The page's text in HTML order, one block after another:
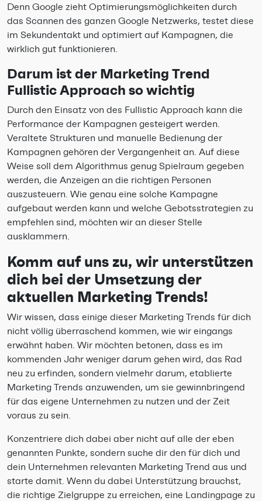
Denn Google zieht Optimierungsmöglichkeiten durch
das Scannen des ganzen Google Netzwerks, testet diese
im Sekundentakt und optimiert auf Kampagnen, die
wirklich gut funktionieren.
Darum ist der Marketing Trend
Fullistic Approach so wichtig
Durch den Einsatz von des Fullistic Approach kann die
Performance der Kampagnen gesteigert werden.
Veraltete Strukturen und manuelle Bedienung der
Kampagnen gehören der Vergangenheit an. Auf diese
Weise soll dem Algorithmus genug Spielraum gegeben
werden, die Anzeigen an die richtigen Personen
auszusteuern. Wie genau eine solche Kampagne
aufgebaut werden kann und welche Gebotsstrategien zu
empfehlen sind, möchten wir an dieser Stelle
ausklammern.
Komm auf uns zu, wir unterstützen
dich bei der Umsetzung der
aktuellen Marketing Trends!
Wir wissen, dass einige dieser Marketing Trends für dich
nicht völlig überraschend kommen, wie wir eingangs
erwähnt haben. Wir möchten betonen, dass es im
kommenden Jahr weniger darum gehen wird, das Rad
neu zu erfinden, sondern vielmehr darum, etablierte
Marketing Trends anzuwenden, um sie gewinnbringend
für das eigene Unternehmen zu nutzen und der Zeit
voraus zu sein.
Konzentriere dich dabei aber nicht auf alle der eben
genannten Punkte, sondern suche dir den für dich und
dein Unternehmen relevanten Marketing Trend aus und
starte damit. Wenn du dabei Unterstützung brauchst,
die richtige Zielgruppe zu erreichen, eine Landingpage zu